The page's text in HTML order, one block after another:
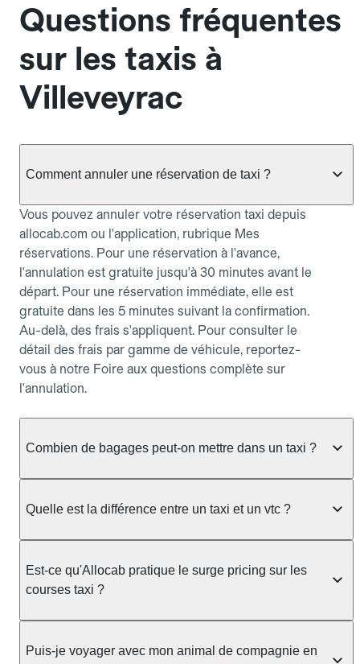
Questions fréquentes
sur les taxis à
Villeveyrac
Comment annuler une réservation de taxi ?
Vous pouvez annuler votre réservation taxi depuis
allocab.com ou l'application, rubrique Mes
réservations. Pour une réservation à l'avance,
l'annulation est gratuite jusqu'à 30 minutes avant le
départ. Pour une réservation immédiate, elle est
gratuite dans les 5 minutes suivant la confirmation.
Au-delà, des frais s'appliquent. Pour consulter le
détail des frais par gamme de véhicule, reportez-
vous à notre Foire aux questions complète sur
l'annulation.
Combien de bagages peut-on mettre dans un taxi ?
taxi berline accueille en général jusqu'à 3 bagages
ou nombreux, précisez-le dans le champ "Message
au chauffeur" lors de la réservation. Le prix n'est
pas impacté par le nombre de bagages.
Quelle est la différence entre un taxi et un vtc ?
prendre en charge directement dans la rue, à une
station ou sur réservation, avec un tarif au
réservation et propose un prix fixe annoncé à
l'avance. Chez Allocab, réservez facilement votre
Est-ce qu'Allocab pratique le surge pricing sur les
courses taxi ?
réglementation préfectorale et suit un barème
Puis-je voyager avec mon animal de compagnie en